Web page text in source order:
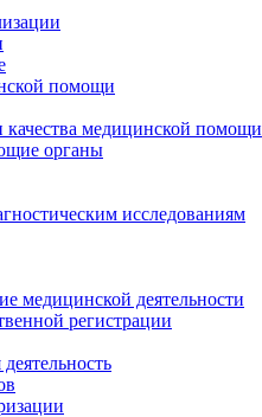
помощи
качества медицинской помощи
органы
исследованиям
медицинской деятельности
регистрации